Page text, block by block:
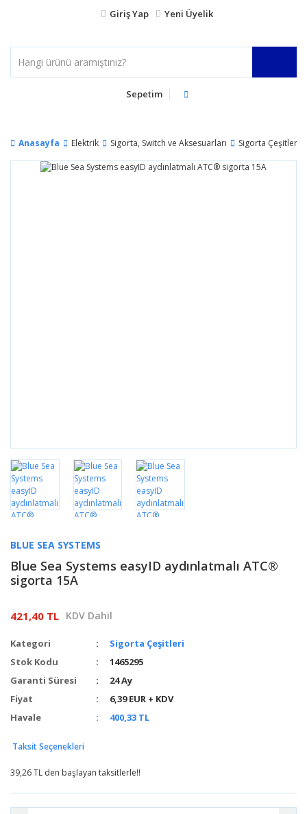
Giriş Yap Yeni Üyelik
Sepetim
Anasayfa Elektrik Sigorta, Switch ve Aksesuarları Sigorta Çeşitleri
BLUE SEA SYSTEMS
Blue Sea Systems easyID aydınlatmalı ATC®
sigorta 15A
421,40 TL KDV Dahil
Kategori
Sigorta Çeşitleri
Stok Kodu
1465295
Garanti Süresi
24 Ay
Fiyat
6,39 EUR + KDV
Havale
400,33 TL
Taksit Seçenekleri
39,26 TL den başlayan taksitlerle!!